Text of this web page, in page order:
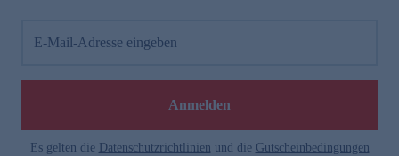
E-Mail-Adresse eingeben
Anmelden
Es gelten die Datenschutzrichtlinien und die Gutscheinbedingungen